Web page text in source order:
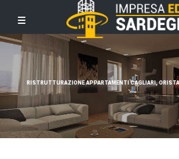
RISTRUTTURAZIONE APPARTAMENTI CAGLIARI,